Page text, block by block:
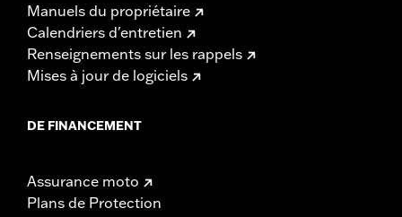
Manuels du propriétaire
Calendriers d'entretien
Renseignements sur les rappels
Mises à jour de logiciels
DE FINANCEMENT
Assurance moto
Plans de Protection